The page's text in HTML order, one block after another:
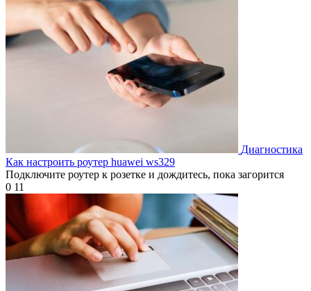
Диагностика
Как настроить роутер huawei ws329
Подключите роутер к розетке и дождитесь, пока загорится
0 11